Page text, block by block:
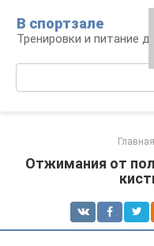
контенту
В спортзале
Тренировки и питание
Главная
Отжимания от